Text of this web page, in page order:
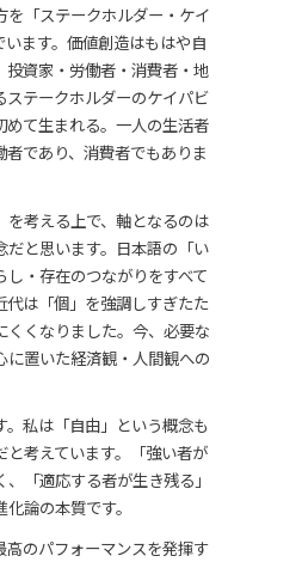
を「ステークホルダー・ケイ
ます。価値創造はもはや自
投資家・労働者・消費者・地
ステークホルダーのケイパビ
めて生まれる。一人の生活者
であり、消費者でもありま
を考える上で、軸となるのは
だと思います。日本語の「い
し・存在のつながりをすべて
は「個」を強調しすぎたた
くくなりました。今、必要な
に置いた経済観・人間観への
。私は「自由」という概念も
と考えています。「強い者が
「適応する者が生き残る」
論の本質です。
高のパフォーマンスを発揮す